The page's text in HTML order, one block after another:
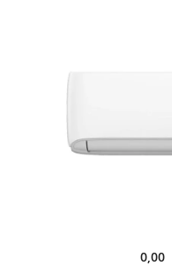
0,00